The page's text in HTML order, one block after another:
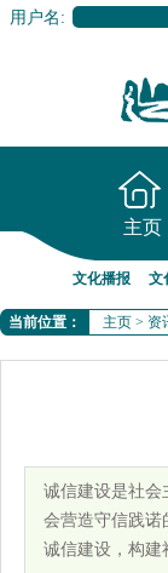
用户名:
主页
文化播报 文
当前位置： 主页 > 资
诚信建设是社会
会营造守信践诺
诚信建设，构建